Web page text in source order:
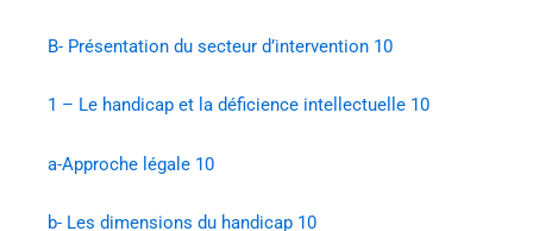
B- Présentation du secteur d’intervention 10
1 – Le handicap et la déficience intellectuelle 10
a-Approche légale 10
b- Les dimensions du handicap 10